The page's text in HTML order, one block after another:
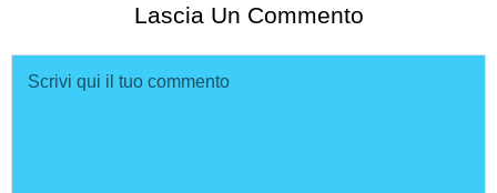
Lascia Un Commento